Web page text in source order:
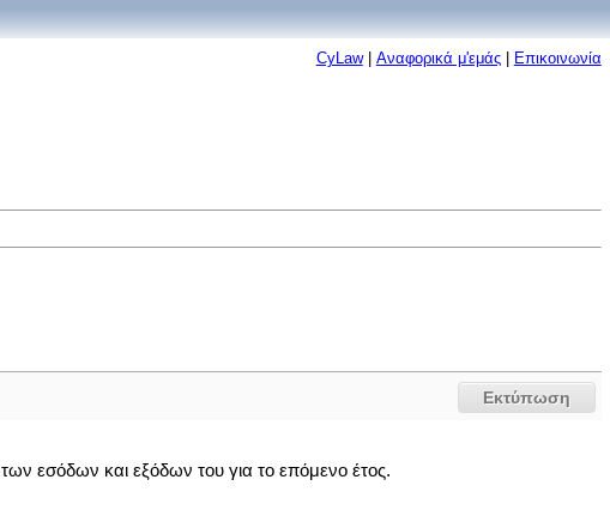
CyLaw| Αναφορικά μ'εμάς| Επικοινωνία
Εκτύπωση
εσόδων και εξόδων του για το επόμενο έτος.